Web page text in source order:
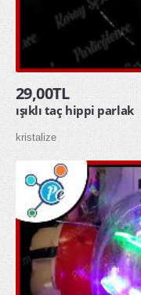
29,00TL
ışıklı taç hippi parlak
kristalize